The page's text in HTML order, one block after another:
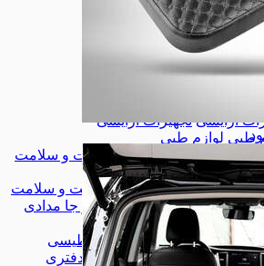
کیف
کمری
کیف کمری
دسته بندی های مد و پوشاک
آرایشی تجهیزات آرایشی
طبی لوازم طبی
دسته بندی های آرایشی، بهداشت و سلامت
و سلامت آرایشی، بهداشت و سلامت
کوله و جا مدادی کیف، کوله و جا مدادی
چسب
برد مغناطیسی وایت برد مغناطیسی
اداری و دفتری لوازم اداری و دفتری